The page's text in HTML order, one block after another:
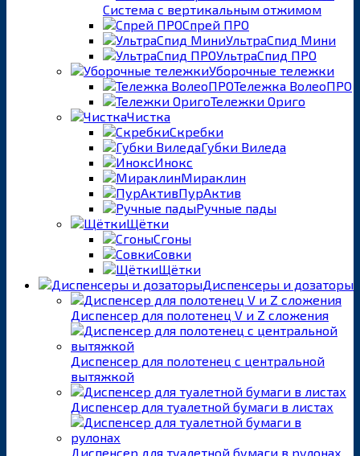
Система с вертикальным отжимом
Спрей ПРО
УльтраСпид Мини
УльтраСпид ПРО
Уборочные тележки
Тележка ВолеоПРО
Тележки Ориго
Чистка
Скребки
Губки Виледа
Инокс
Мираклин
ПурАктив
Ручные пады
Щётки
Сгоны
Совки
Щётки
Диспенсеры и дозаторы
Диспенсер для полотенец V и Z сложения
Диспенсер для полотенец с центральной
вытяжкой
Диспенсер для туалетной бумаги в листах
Диспенсер для туалетной бумаги в рулонах